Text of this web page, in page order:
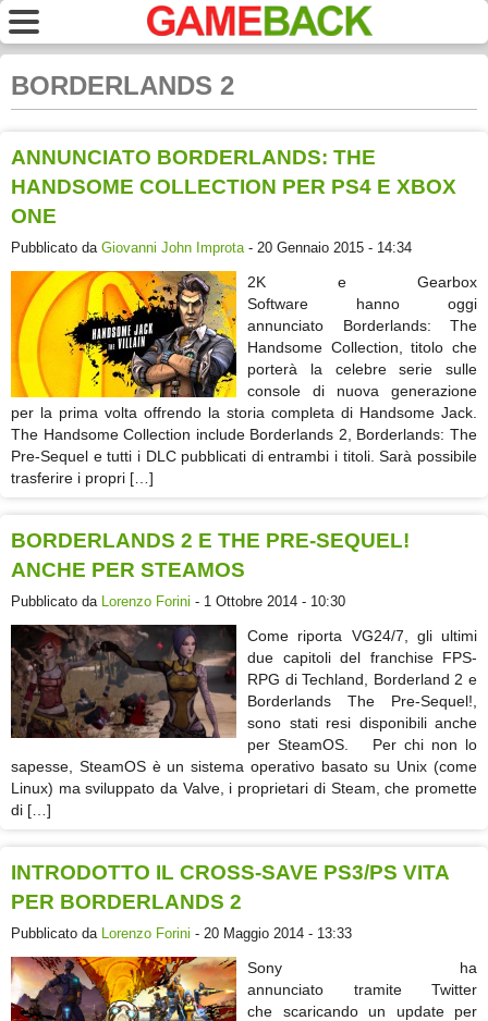
BORDERLANDS 2
ANNUNCIATO BORDERLANDS: THE
HANDSOME COLLECTION PER PS4 E XBOX
ONE
Pubblicato da Giovanni John Improta- 20 Gennaio 2015 - 14:34
2K e Gearbox
Software hanno oggi
annunciato Borderlands: The
Handsome Collection, titolo che
porterà la celebre serie sulle
console di nuova generazione
per la prima volta offrendo la storia completa di Handsome Jack.
The Handsome Collection include Borderlands 2, Borderlands: The
Pre-Sequel e tutti i DLC pubblicati di entrambi i titoli. Sarà possibile
trasferire i propri […]
BORDERLANDS 2 E THE PRE-SEQUEL!
ANCHE PER STEAMOS
Pubblicato da Lorenzo Forini - 1 Ottobre 2014 - 10:30
Come riporta VG24/7, gli ultimi
due capitoli del franchise FPS-
RPG di Techland, Borderland 2 e
Borderlands The Pre-Sequel!,
sono stati resi disponibili anche
per SteamOS. Per chi non lo
sapesse, SteamOS è un sistema operativo basato su Unix (come
Linux) ma sviluppato da Valve, i proprietari di Steam, che promette
di […]
INTRODOTTO IL CROSS-SAVE PS3/PS VITA
PER BORDERLANDS 2
Pubblicato da Lorenzo Forini - 20 Maggio 2014 - 13:33
Sony ha
annunciato tramite Twitter
che scaricando un update per